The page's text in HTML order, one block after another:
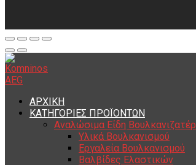
ΑΡΧΙΚΗ
ΚΑΤΗΓΟΡΙΕΣ ΠΡΟΪΟΝΤΩΝ
Αναλώσιμα Είδη Βουλκανιζατέρ
Υλικά Βουλκανισμού
Εργαλεία Βουλκανισμού
Βαλβίδες Ελαστικών